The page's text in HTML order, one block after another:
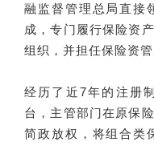
融监督管理总局直接
成，专门履行保险资
组织，并担任保险资
经历了近7年的注册
台，主管部门在原保
简政放权，将组合类